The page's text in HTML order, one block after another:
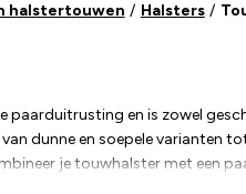
halstertouwen Halsters
paarduitrusting en is zowel
dunne en soepele varianten
je touwhalster met een